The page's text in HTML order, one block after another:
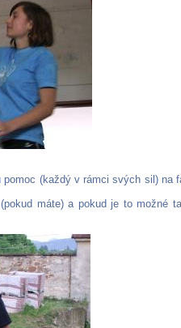
(každý v rámci svých sil) na
máte) a pokud je to možné